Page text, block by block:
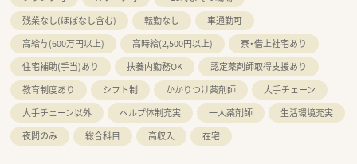
残業なし(ほぼなし含む)
転勤なし
車通勤可
高給与(600万円以上)
高時給(2,500円以上)
寮・借上社宅あり
住宅補助(手当)あり
扶養内勤務OK
認定薬剤師取得支援あり
教育制度あり
シフト制 かかりつけ薬剤師
大手チェーン
大手チェーン以外
ヘルプ体制充実 一人薬剤師
生活環境充実
夜間のみ
総合科目 高収入 在宅